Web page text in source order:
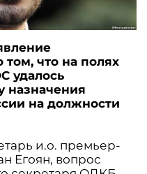
что на полях
удалось
назначения
на должности
и.о. премьер-
Егоян, вопрос